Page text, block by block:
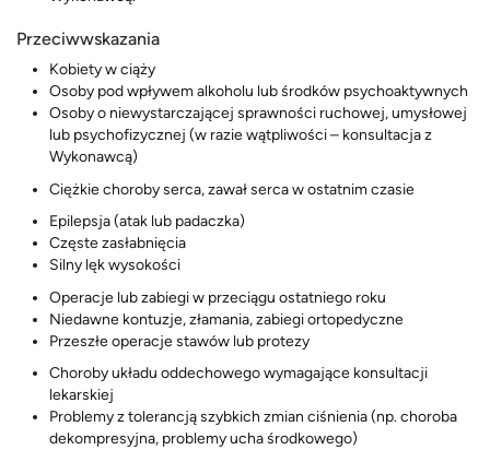
Przeciwwskazania
Kobiety w ciąży
Osoby pod wpływem alkoholu lub środków psychoaktywnych
Osoby o niewystarczającej sprawności ruchowej, umysłowej
lub psychofizycznej (w razie wątpliwości – konsultacja z
Wykonawcą)
Ciężkie choroby serca, zawał serca w ostatnim czasie
Epilepsja (atak lub padaczka)
Częste zasłabnięcia
Silny lęk wysokości
Operacje lub zabiegi w przeciągu ostatniego roku
Niedawne kontuzje, złamania, zabiegi ortopedyczne
Przeszłe operacje stawów lub protezy
Choroby układu oddechowego wymagające konsultacji
lekarskiej
Problemy z tolerancją szybkich zmian ciśnienia (np. choroba
dekompresyjna, problemy ucha środkowego)